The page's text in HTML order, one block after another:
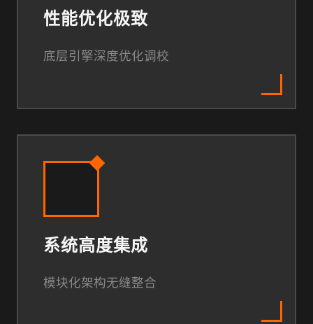
性能优化极致
底层引擎深度优化调校
系统高度集成
模块化架构无缝整合